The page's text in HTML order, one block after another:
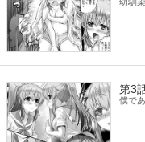
第3
僕で